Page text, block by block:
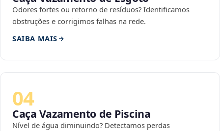
Odores fortes ou retorno de resíduos? Identificamos
obstruções e corrigimos falhas na rede.
SAIBA MAIS
04
Caça Vazamento de Piscina
Nível de água diminuindo? Detectamos perdas